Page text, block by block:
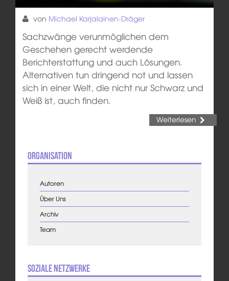
von Michael Karjalainen-Dräger
Sachzwänge verunmöglichen dem
Geschehen gerecht werdende
Berichterstattung und auch Lösungen.
Alternativen tun dringend not und lassen
sich in einer Welt, die nicht nur Schwarz und
Weiß ist, auch finden.
Weiterlesen
Organisation
Autoren
Über Uns
Archiv
Team
Soziale Netzwerke